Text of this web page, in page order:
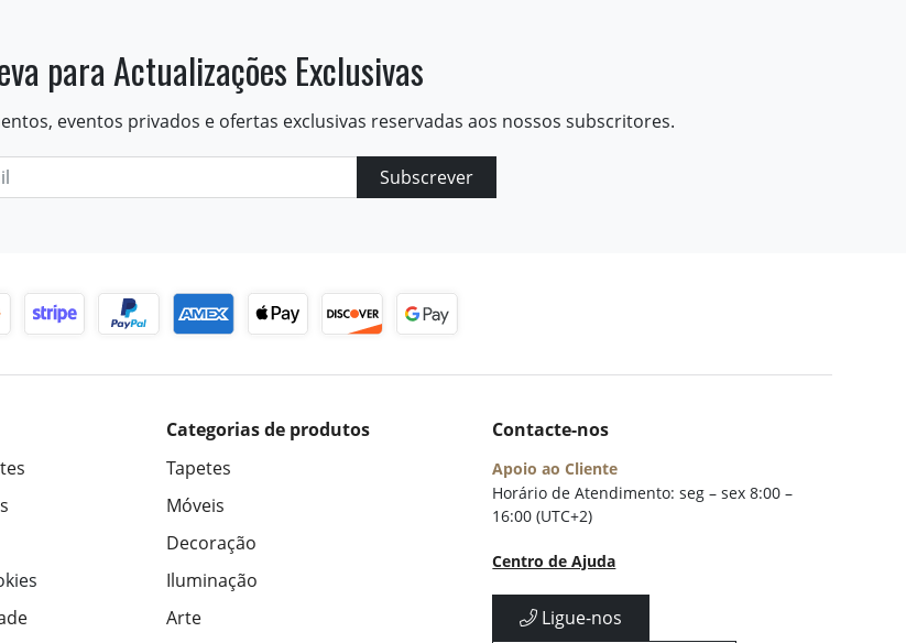
para Actualizações Exclusivas
eventos privados e ofertas exclusivas reservadas aos nossos subscritores.
Subscrever
Categorias de produtos
Tapetes
Móveis
Decoração
Iluminação
Arte
Contacte-nos
Apoio ao Cliente
Horário de Atendimento: seg – sex 8:00 –
16:00 (UTC+2)
Centro de Ajuda
Ligue-nos